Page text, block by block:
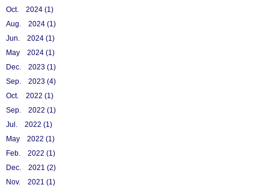
Oct. 2024 (1)
Aug. 2024 (1)
Jun. 2024 (1)
May 2024 (1)
Dec. 2023 (1)
Sep. 2023 (4)
Oct. 2022 (1)
Sep. 2022 (1)
Jul. 2022 (1)
May 2022 (1)
Feb. 2022 (1)
Dec. 2021 (2)
Nov. 2021 (1)